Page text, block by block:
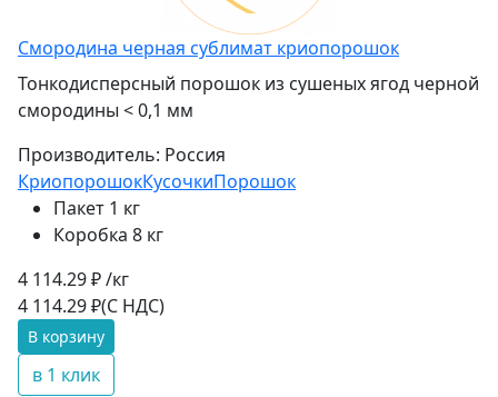
Смородина черная сублимат криопорошок
Тонкодисперсный порошок из сушеных ягод черной
смородины < 0,1 мм
Производитель: Россия
КриопорошокКусочкиПорошок
Пакет 1 кг
Коробка 8 кг
4 114.29 ₽ /кг
4 114.29 ₽(С НДС)
В корзину
в 1 клик